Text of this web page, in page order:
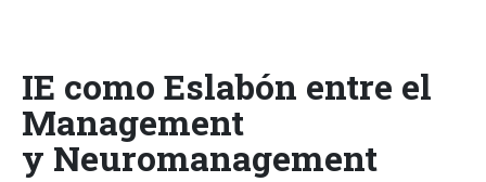
IE como Eslabón entre el
Management
y Neuromanagement